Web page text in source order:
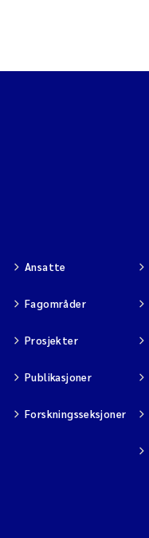
Ansatte
Fagområder
Prosjekter
Publikasjoner
Forskningsseksjoner